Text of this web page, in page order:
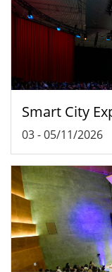
Smart City
03-05/11/2026